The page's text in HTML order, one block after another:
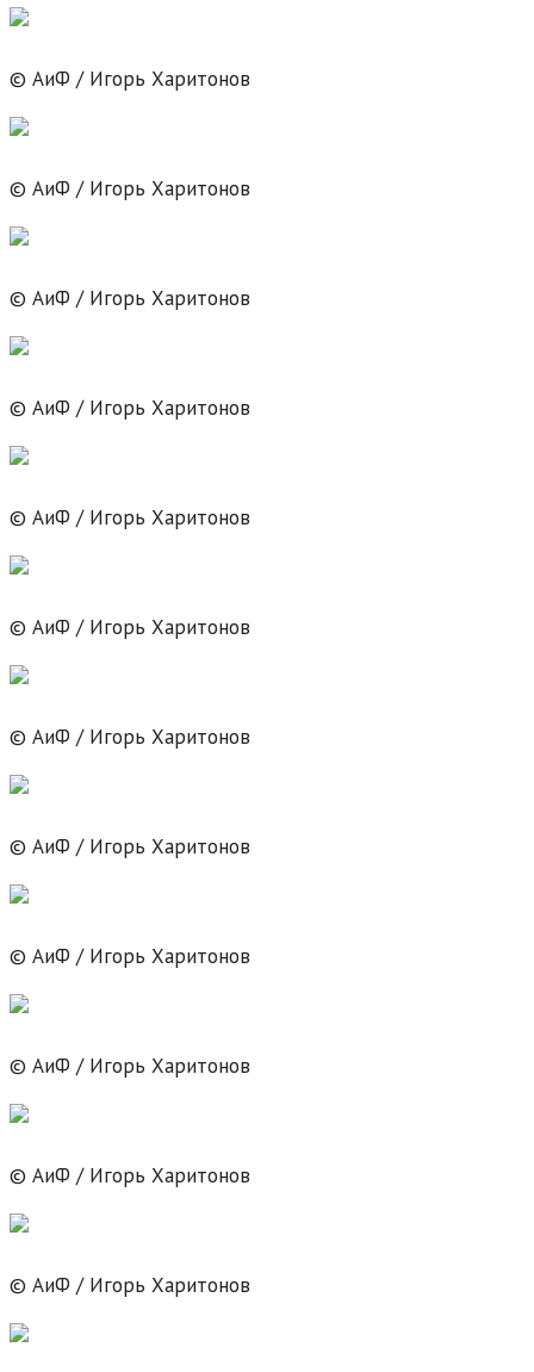
© АиФ / Игорь Харитонов
© АиФ / Игорь Харитонов
© АиФ / Игорь Харитонов
© АиФ / Игорь Харитонов
© АиФ / Игорь Харитонов
© АиФ / Игорь Харитонов
© АиФ / Игорь Харитонов
© АиФ / Игорь Харитонов
© АиФ / Игорь Харитонов
© АиФ / Игорь Харитонов
© АиФ / Игорь Харитонов
© АиФ / Игорь Харитонов